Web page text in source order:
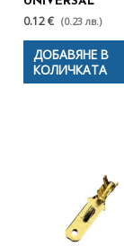
0.12 € (0.23 лв.)
ДОБАВЯНЕ В
КОЛИЧКАТА